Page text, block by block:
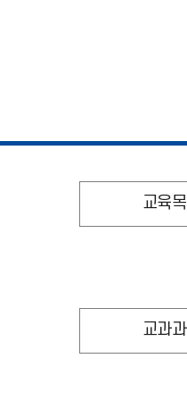
교육
교과